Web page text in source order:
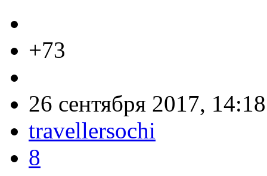
+73
26 сентября 2017, 14:18
travellersochi
8